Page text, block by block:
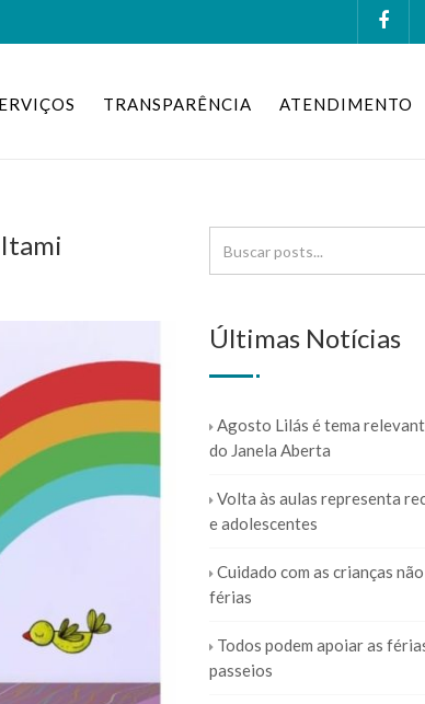
TRANSPARÊNCIA ATENDIMENTO
Últimas Notícias
Agosto Lilás é tema
do Janela Aberta
Volta às aulas representa
e adolescentes
Cuidado com as crianças
férias
Todos podem apoiar as
passeios